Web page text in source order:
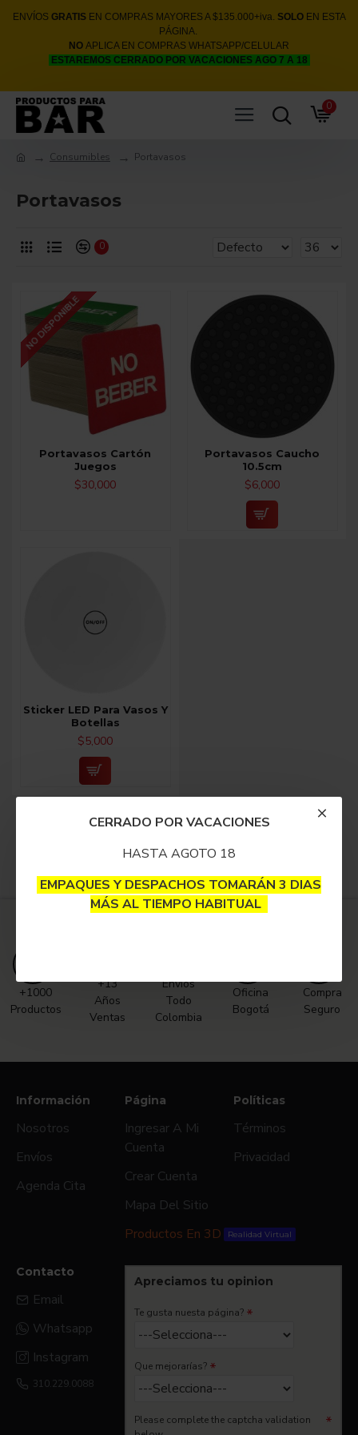
CERRADO POR VACACIONES
HASTA AGOTO 18
EMPAQUES Y DESPACHOS TOMARÁN 3 DIAS
MÁS AL TIEMPO HABITUAL
ENVÍOS GRATISEN COMPRAS MAYORES A $135.000+iva. SOLOEN ESTA
PÁGINA.
NO APLICA EN COMPRAS WHATSAPP/CELULAR
ESTAREMOS CERRADO POR VACACIONES AGO 7 A 18
0
Consumibles Portavasos
Portavasos
0
NO DISPONIBLE
Portavasos Cartón
Juegos
$30,000
Portavasos Caucho
10.5cm
$6,000
Sticker LED Para Vasos Y
Botellas
$5,000
Fin del listado.
+1000
Productos
+13
Años
Ventas
Envíos
Todo
Colombia
Oficina
Bogotá
Compra
Seguro
Información
Nosotros
Envíos
Agenda Cita
Página
Ingresar A Mi
Cuenta
Crear Cuenta
Mapa Del Sitio
Productos En 3D
Realidad Virtual
Políticas
Términos
Privacidad
Contacto
Email
Whatsapp
Instagram
310.229.0088
Apreciamos tu opinion
Te gusta nuesta página?
Que mejorarías?
Please complete the captcha validation